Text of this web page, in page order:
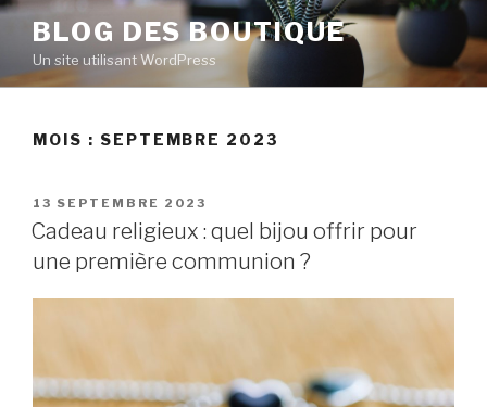
Aller
contenu
principal
BLOG DES BOUTIQUE
Un site utilisant WordPress
MOIS : SEPTEMBRE 2023
PUBLIÉ
LE
13 SEPTEMBRE 2023
Cadeau religieux : quel bijou offrir pour
une première communion ?